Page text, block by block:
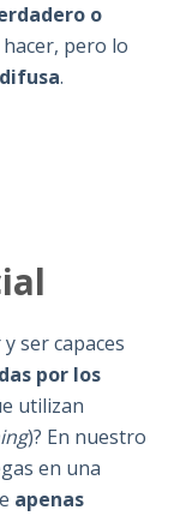
o
pero lo
.
ser capaces
por los
utilizan
)? En nuestro
en una
apenas